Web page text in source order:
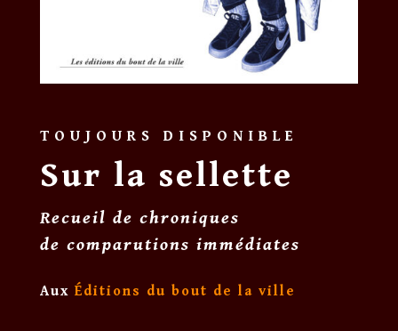
TOUJOURS DISPONIBLE
Sur la sellette
Recueil de chroniques
de comparutions immédiates
Aux Éditions du bout de la ville